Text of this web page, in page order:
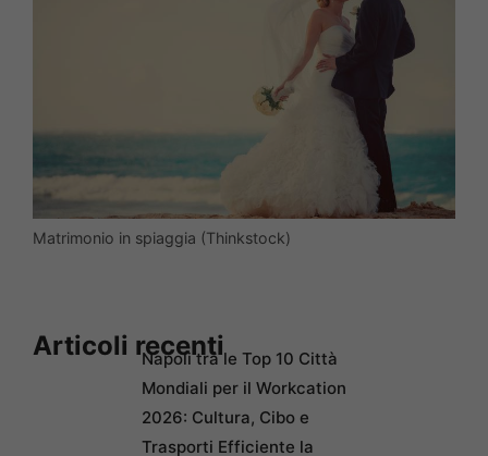
Matrimonio in spiaggia (Thinkstock)
Articoli recentiNapoli tra le Top 10 Città
Mondiali per il Workcation
2026: Cultura, Cibo e
Trasporti Efficiente la